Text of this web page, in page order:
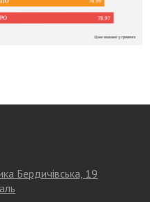
Бердичівська, 19